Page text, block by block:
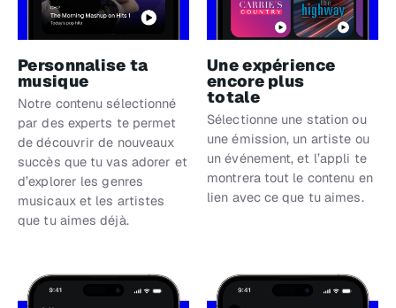
Personnalise ta
musique
Notre contenu sélectionné
par des experts te permet
de découvrir de nouveaux
succès que tu vas adorer et
d’explorer les genres
musicaux et les artistes
que tu aimes déjà.
Une expérience
encore plus
totale
Sélectionne une station ou
une émission, un artiste ou
un événement, et l’appli te
montrera tout le contenu en
lien avec ce que tu aimes.